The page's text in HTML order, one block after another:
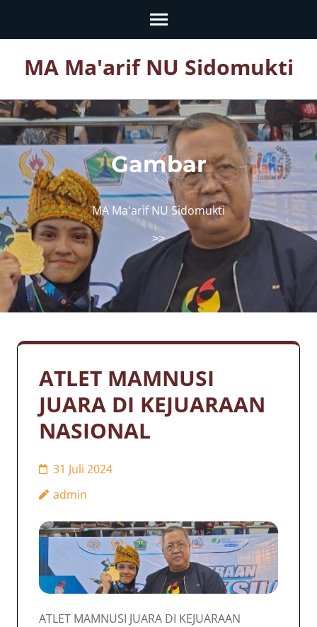
(PressMA Ma'arif NU Sidomukti
Gambar
MA Ma'arif NU Sidomukti
>>
ATLET MAMNUSI
JUARA DI KEJUARAAN
NASIONAL
31 Juli 2024
admin
ATLET MAMNUSI JUARA DI KEJUARAAN